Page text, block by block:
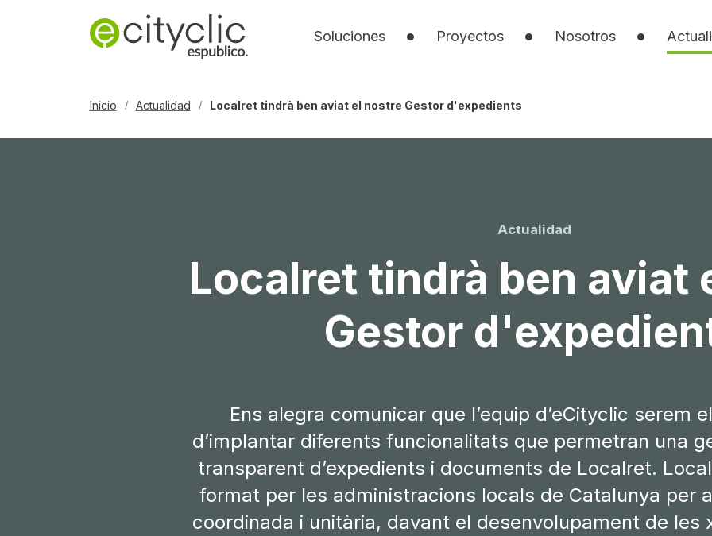
Soluciones Proyectos Nosotros
Inicio / Actualidad / Localret tindrà ben aviat el nostre Gestor d'expedients
Actualidad
Localret tindrà ben aviat
Gestor
Ens alegra comunicar que l’equip d’eCityclic serem
d’implantar diferents funcionalitats que permetran una
transparent d’expedients i documents de Localret.
format per les administracions locals de Catalunya per
coordinada i unitària, davant el desenvolupament de les